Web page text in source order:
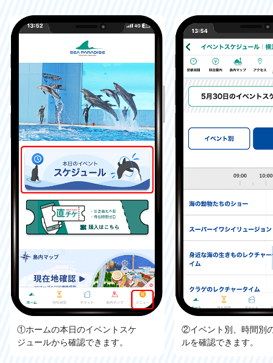
①ホームの本日のイベントスケ
ジュールから確認できます。
②イベント別、時間別
ルを確認できます。